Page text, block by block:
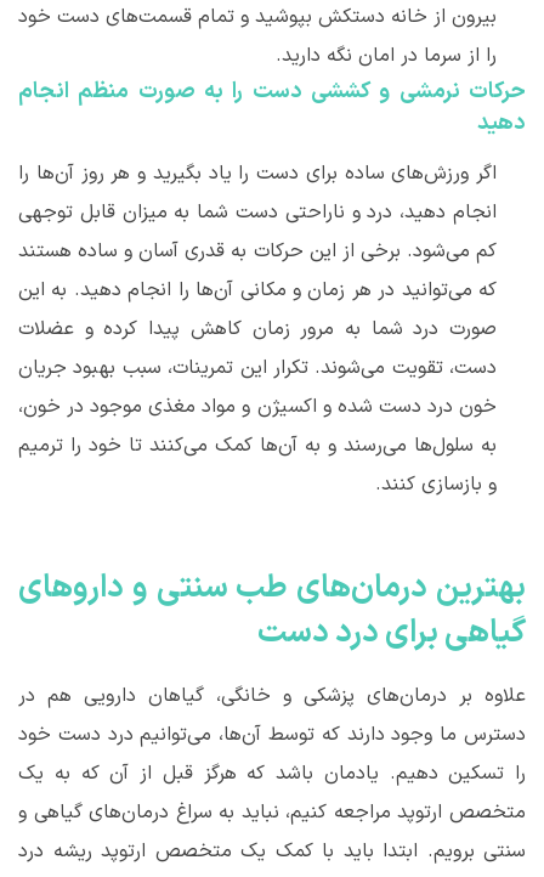
بیرون از خانه دستکش بپوشید و تمام قسمتهای دست خود
را از سرما در امان نگه دارید.
حرکات نرمشی و کششی دست را به صورت منظم انجام
دهید
اگر ورزشهای ساده برای دست را یاد بگیرید و هر روز آنها را
انجام دهید، درد و ناراحتی دست شما به میزان قابل توجهی
کم میشود. برخی از این حرکات به قدری آسان و ساده هستند
که میتوانید در هر زمان و مکانی آنها را انجام دهید. به این
صورت درد شما به مرور زمان کاهش پیدا کرده و عضلات
دست، تقویت میشوند. تکرار این تمرینات، سبب بهبود جریان
خون درد دست شده و اکسیژن و مواد مغذی موجود در خون،
به سلولها میرسند و به آنها کمک میکنند تا خود را ترمیم
و بازسازی کنند.
بهترین درمانهای طب سنتی و داروهای
گیاهی برای درد دست
علاوه بر درمانهای پزشکی و خانگی، گیاهان دارویی هم در
دسترس ما وجود دارند که توسط آنها، میتوانیم درد دست خود
را تسکین دهیم. یادمان باشد که هرگز قبل از آن که به یک
متخصص ارتوپد مراجعه کنیم، نباید به سراغ درمانهای گیاهی و
سنتی برویم. ابتدا باید با کمک یک متخصص ارتوپد ریشه درد